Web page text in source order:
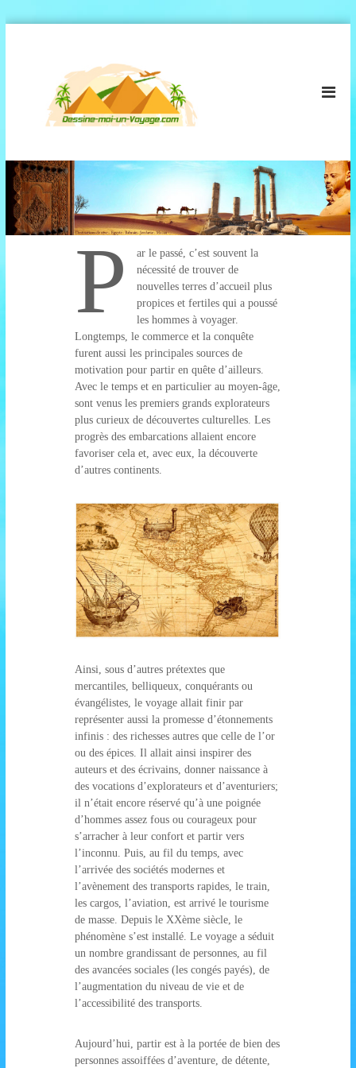
e
-
m
o
i
-
u
n
-
v
o
y
a
g
e
.
m
P
ar le passé, c’est souvent la
nécessité de trouver de
nouvelles terres d’accueil plus
propices et fertiles qui a poussé
les hommes à voyager.
Longtemps, le commerce et la conquête
furent aussi les principales sources de
motivation pour partir en quête d’ailleurs.
Avec le temps et en particulier au moyen-âge,
sont venus les premiers grands explorateurs
plus curieux de découvertes culturelles. Les
progrès des embarcations allaient encore
favoriser cela et, avec eux, la découverte
d’autres continents.
Ainsi, sous d’autres prétextes que
mercantiles, belliqueux, conquérants ou
évangélistes, le voyage allait finir par
représenter aussi la promesse d’étonnements
infinis : des richesses autres que celle de l’or
ou des épices. Il allait ainsi inspirer des
auteurs et des écrivains, donner naissance à
des vocations d’explorateurs et d’aventuriers;
il n’était encore réservé qu’à une poignée
d’hommes assez fous ou courageux pour
s’arracher à leur confort et partir vers
l’inconnu. Puis, au fil du temps, avec
l’arrivée des sociétés modernes et
l’avènement des transports rapides, le train,
les cargos, l’aviation, est arrivé le tourisme
de masse. Depuis le XXème siècle, le
phénomène s’est installé. Le voyage a séduit
un nombre grandissant de personnes, au fil
des avancées sociales (les congés payés), de
l’augmentation du niveau de vie et de
l’accessibilité des transports.
Aujourd’hui, partir est à la portée de bien des
personnes assoiffées d’aventure, de détente,